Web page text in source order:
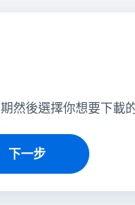
然後選擇你想要下載
下一步